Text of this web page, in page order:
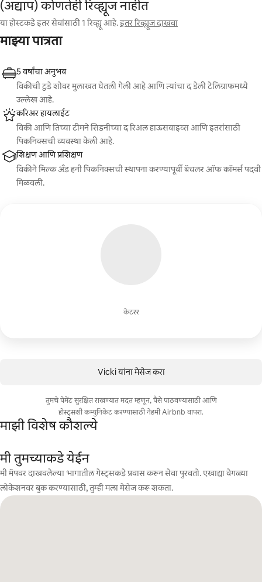
(अद्याप) कोणतेही रिव्ह्यूज नाहीत
या होस्टकडे इतर सेवांसाठी 1 रिव्ह्यू आहे.इतर रिव्ह्यूज दाखवा
माझ्या पात्रता
केटरर
5 वर्षांचा अनुभव
विकीची टुडे शोवर मुलाखत घेतली गेली आहे आणि त्यांचा द डेली टेलिग्राफमध्ये
उल्लेख आहे.
करिअर हायलाईट
विकी आणि तिच्या टीमने सिडनीच्या द रिअल हाऊसवाइव्स आणि इतरांसाठी
पिकनिक्सची व्यवस्था केली आहे.
शिक्षण आणि प्रशिक्षण
विकीने मिल्क अँड हनी पिकनिक्सची स्थापना करण्यापूर्वी बॅचलर ऑफ कॉमर्स पदवी
मिळवली.
Vicki यांना मेसेज करा
तुमचे पेमेंट सुरक्षित राखण्यात मदत म्हणून, पैसे पाठवण्यासाठी आणि
होस्ट्सशी कम्युनिकेट करण्यासाठी नेहमी Airbnb वापरा.
माझी विशेष कौशल्ये
मी तुमच्याकडे येईन
मी मॅपवर दाखवलेल्या भागातील गेस्ट्सकडे प्रवास करून सेवा पुरवतो. एखाद्या वेगळ्या
लोकेशनवर बुक करण्यासाठी, तुम्ही मला मेसेज करू शकता.